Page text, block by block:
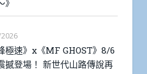
極速》x《MF GHOST》8/6
撼登場！ 新世代山路傳說再